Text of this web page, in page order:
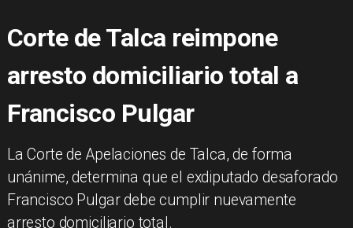
Corte de Talca reimpone
arresto domiciliario total a
Francisco Pulgar
La Corte de Apelaciones de Talca, de forma
unánime, determina que el exdiputado desaforado
Francisco Pulgar debe cumplir nuevamente
arresto domiciliario total.